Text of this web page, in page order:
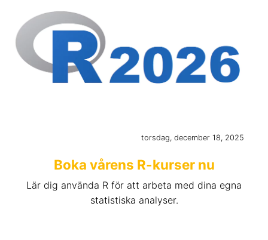
torsdag, december 18, 2025
Boka vårens R-kurser nu
Lär dig använda R för att arbeta med dina egna
statistiska analyser.